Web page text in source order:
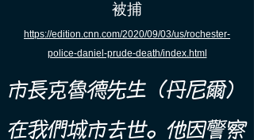
被捕
https://edition.cnn.com/2020/09/03/us/rochester-
police-daniel-prude-death/index.html
市長克魯德先生（丹尼爾）
在我們城市去世。他因警察